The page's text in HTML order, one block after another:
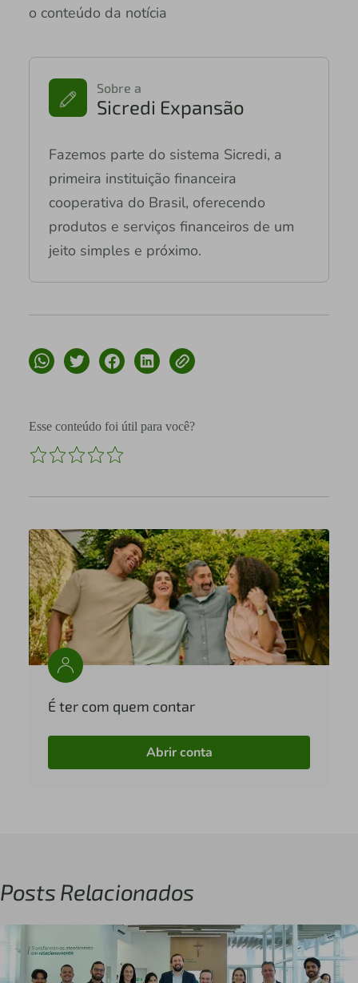
o conteúdo da notícia
Sobre a
Sicredi Expansão
Fazemos parte do sistema Sicredi, a
primeira instituição financeira
cooperativa do Brasil, oferecendo
produtos e serviços financeiros de um
jeito simples e próximo.
Esse conteúdo foi útil para você?
É ter com quem contar
Abrir conta
Posts Relacionados